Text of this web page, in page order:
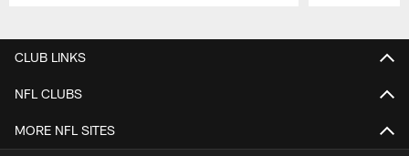
CLUB LINKS
NFL CLUBS
MORE NFL SITES